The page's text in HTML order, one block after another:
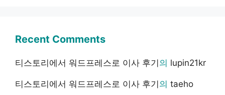
Recent Comments
티스토리에서 워드프레스로 이사 후기의 lupin21kr
티스토리에서 워드프레스로 이사 후기의 taeho